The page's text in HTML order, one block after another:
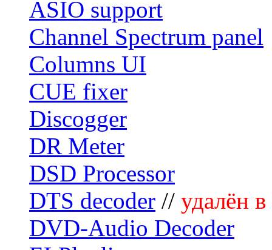
ASIO support
Channel Spectrum panel
Columns UI
CUE fixer
Discogger
DR Meter
DSD Processor
DTS decoder // удалён
DVD-Audio Decoder